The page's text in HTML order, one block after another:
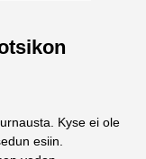
Kyse ei ole
esiin.